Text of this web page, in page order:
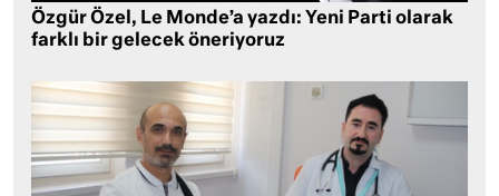
Özgür Özel, Le Monde’a yazdı: Yeni Parti olarak
farklı bir gelecek öneriyoruz